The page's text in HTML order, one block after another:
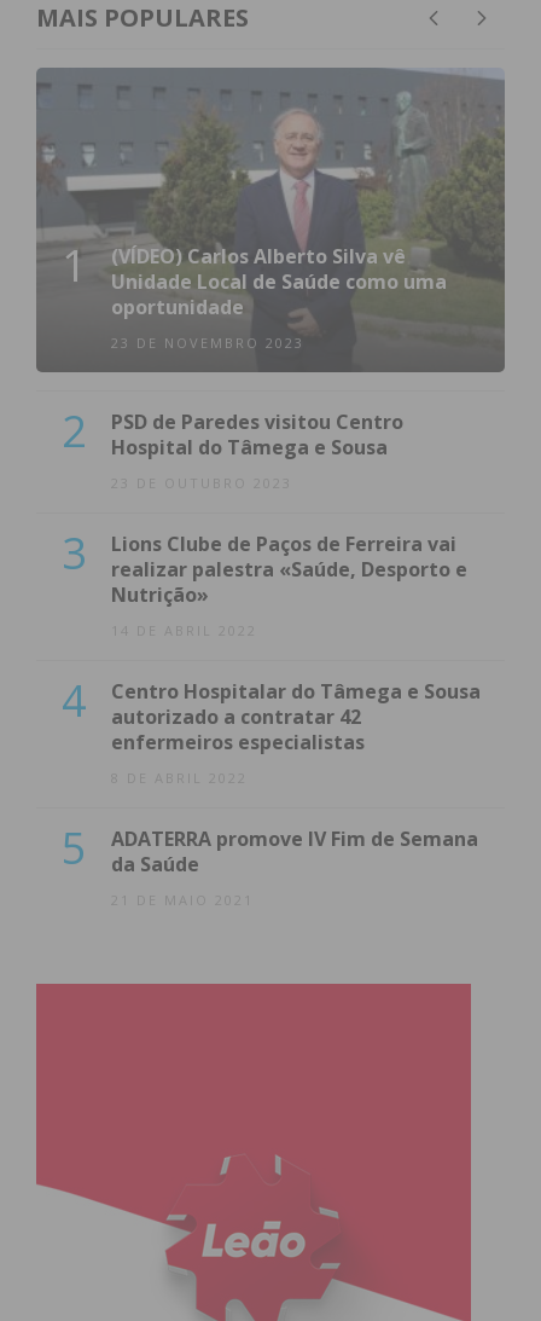
MAIS POPULARES
1
(VÍDEO) Carlos Alberto Silva vê
Unidade Local de Saúde como uma
oportunidade
23 DE NOVEMBRO 2023
2
PSD de Paredes visitou Centro
Hospital do Tâmega e Sousa
23 DE OUTUBRO 2023
3
Lions Clube de Paços de Ferreira vai
realizar palestra «Saúde, Desporto e
Nutrição»
14 DE ABRIL 2022
4
Centro Hospitalar do Tâmega e Sousa
autorizado a contratar 42
enfermeiros especialistas
8 DE ABRIL 2022
5
ADATERRA promove IV Fim de Semana
da Saúde
21 DE MAIO 2021